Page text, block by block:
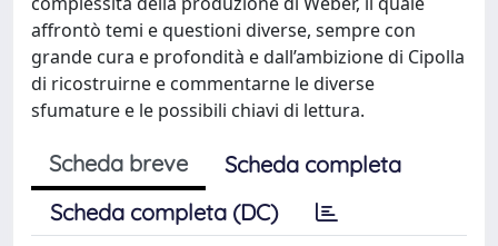
affrontò temi e questioni diverse, sempre con
grande cura e profondità e dall’ambizione di Cipolla
di ricostruirne e commentarne le diverse
sfumature e le possibili chiavi di lettura.
Scheda breve
Scheda completa
Scheda completa (DC)